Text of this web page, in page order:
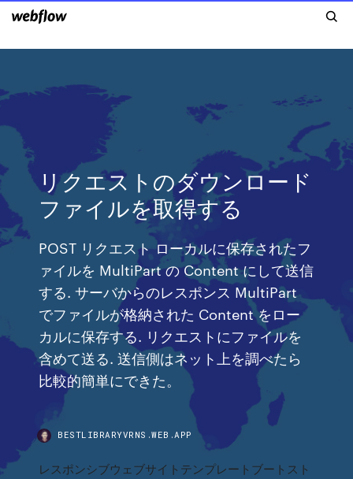
リクエストのダウンロード
ファイルを取得する
POST リクエスト ローカルに保存されたフ
ァイルを MultiPart の Content にして送信
する. サーバからのレスポンス MultiPart
でファイルが格納された Content をロー
カルに保存する. リクエストにファイルを
含めて送る. 送信側はネット上を調べたら
比較的簡単にできた。
BESTLIBRARYVRNS.WEB.APP
レスポンシブウェブサイトテンプレートブートスト